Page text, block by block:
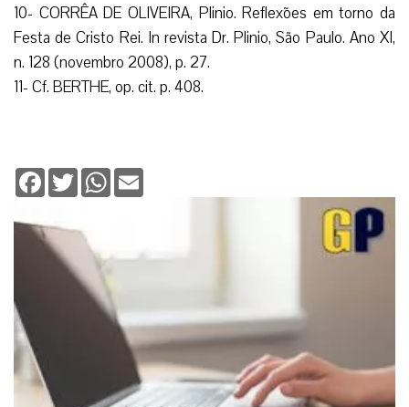
10- CORRÊA DE OLIVEIRA, Plinio. Reflexões em torno da
Festa de Cristo Rei. In revista Dr. Plinio, São Paulo. Ano XI,
n. 128 (novembro 2008), p. 27.
11- Cf. BERTHE, op. cit. p. 408.
Facebook
TwitterWhatsApp